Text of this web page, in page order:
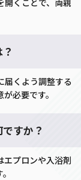
届くよう調整する
必要です。
すか？
エプロンや入浴剤